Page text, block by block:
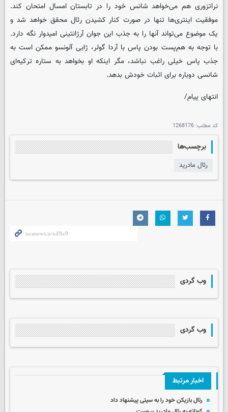
نراتزوری هم می‌خواهد شانس خود را در تابستان امسال امتحان کند.
موفقیت اینتری‌ها تنها در صورت کنار کشیدن رئال محقق خواهد شد و
یک موضوع می‌تواند آنها را به جذب این جوان آرژانتینی امیدوار نگه دارد.
با توجه به هم‌پست بودن پاس با آردا گولر، ژابی آلونسو ممکن است به
جذب پاس خیلی راغب نباشد، مگر اینکه او بخواهد به ستاره ترکیه‌ای
شانسی دوباره برای اثبات خودش بدهد.
انتهای پیام/
کد مطلب: 1268176
برچسب‌ها
رئال مادرید
وب گردی
وب گردی
اخبار مرتبط
رئال بازیکن خود را به سیتی پیشنهاد داد